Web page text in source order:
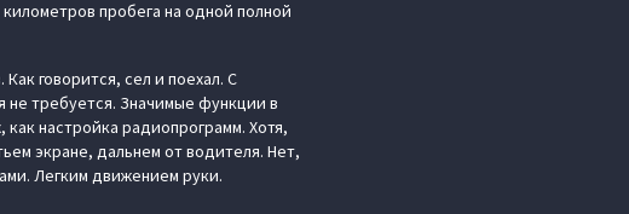
пробега на одной полной
говорится, сел и поехал. С
не требуется. Значимые функции в
настройка радиопрограмм. Хотя,
экране, дальнем от водителя. Нет,
Легким движением руки.